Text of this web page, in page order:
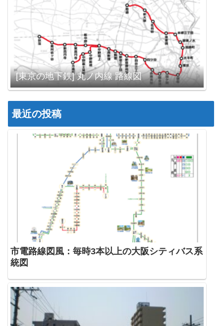
[東京の地下鉄] 丸ノ内線 路線図
最近の投稿
市電路線図風：毎時3本以上の大阪シティバス系
統図